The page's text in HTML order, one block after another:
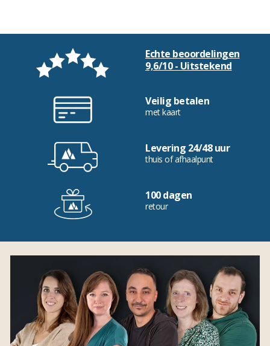
Echte beoordelingen
9,6/10 - Uitstekend
Veilig betalen
met kaart
Levering 24/48 uur
thuis of afhaalpunt
100 dagen
retour